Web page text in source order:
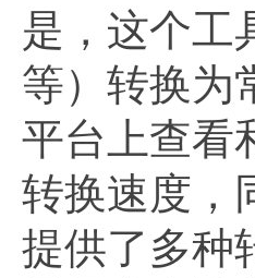
是，这个工
等）转换为
平台上查看
转换速度，
提供了多种